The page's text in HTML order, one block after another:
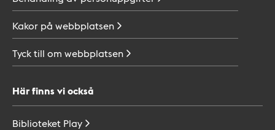
Kakor på webbplatsen
Tyck till om webbplatsen
Här finns vi också
Biblioteket Play